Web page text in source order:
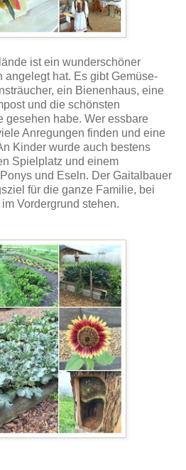
ist ein wunderschöner
angelegt hat. Es gibt Gemüse-
ein Bienenhaus, eine
und die schönsten
gesehen habe. Wer essbare
Anregungen finden und eine
Kinder wurde auch bestens
Spielplatz und einem
und Eseln. Der Gaitalbauer
für die ganze Familie, bei
Vordergrund stehen.